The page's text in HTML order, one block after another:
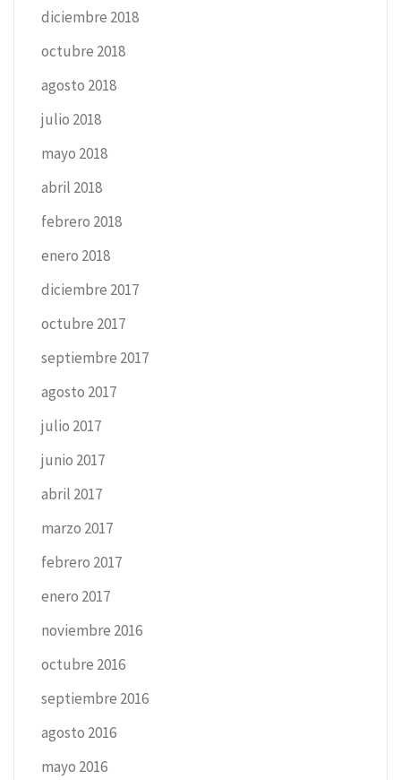
diciembre 2018
octubre 2018
agosto 2018
julio 2018
mayo 2018
abril 2018
febrero 2018
enero 2018
diciembre 2017
octubre 2017
septiembre 2017
agosto 2017
julio 2017
junio 2017
abril 2017
marzo 2017
febrero 2017
enero 2017
noviembre 2016
octubre 2016
septiembre 2016
agosto 2016
mayo 2016